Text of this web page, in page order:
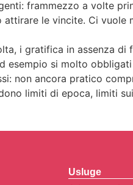
frammezzo a volte
le vincite. Ci
i gratifica in assenza
esempio si molto
non ancora pratico
limiti di epoca, limiti
Usluge